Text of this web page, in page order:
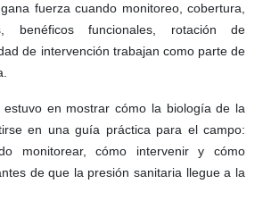
fuerza cuando monitoreo, cobertura,
benéficos funcionales, rotación de
de intervención trabajan como parte de
en mostrar cómo la biología de la
en una guía práctica para el campo:
monitorear, cómo intervenir y cómo
de que la presión sanitaria llegue a la